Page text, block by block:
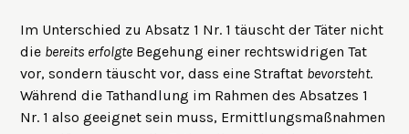
Im Unterschied zu Absatz 1 Nr. 1 täuscht der Täter nicht
die bereits erfolgte Begehung einer rechtswidrigen Tat
vor, sondern täuscht vor, dass eine Straftat bevorsteht.
Während die Tathandlung im Rahmen des Absatzes 1
Nr. 1 also geeignet sein muss, Ermittlungsmaßnahmen